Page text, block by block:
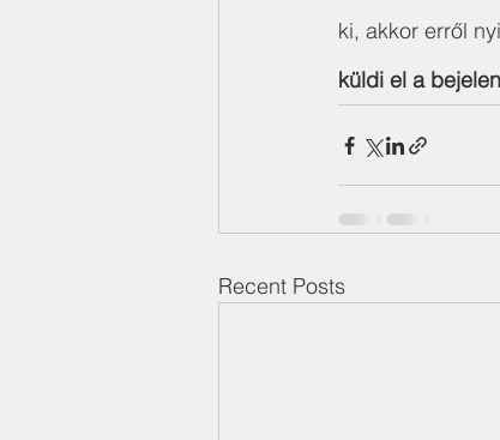
ki, akkor erről
küldi el a
Recent Posts